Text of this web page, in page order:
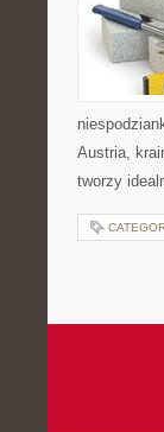
Austria,
tworzy